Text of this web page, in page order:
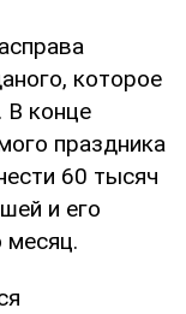
которое
В конце
праздника
60 тысяч
и его
месяц.